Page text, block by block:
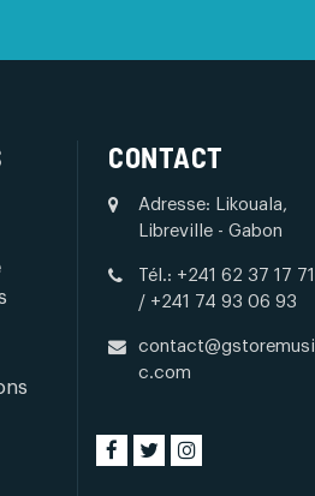
CONTACT
Adresse: Likouala,
Libreville - Gabon
Tél.: +241 62 37 17 71
/ +241 74 93 06 93
contact@gstoremusi
c.com